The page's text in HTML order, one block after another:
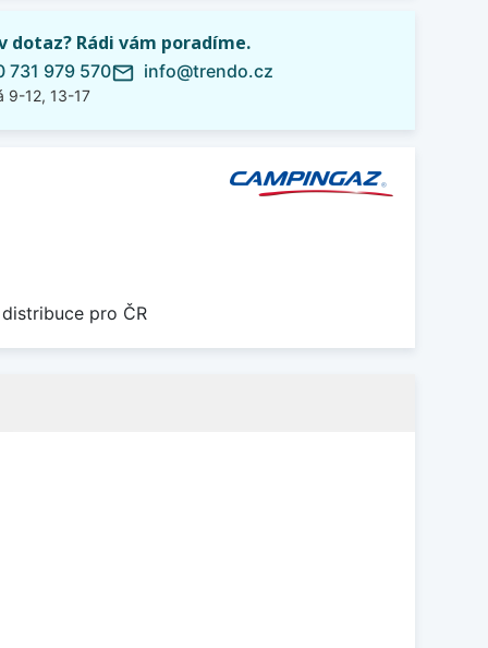
dotaz? Rádi vám poradíme.
731 979 570
9-12, 13-17
mail_outline info@trendo.cz
pro ČR